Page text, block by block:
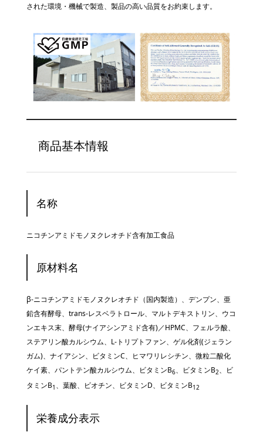
された環境・機械で製造、製品の高い品質をお約束します。
商品基本情報
名称
ニコチンアミドモノヌクレオチド含有加工食品
原材料名
β-ニコチンアミドモノヌクレオチド（国内製造）、デンプン、亜
鉛含有酵母、trans-レスベラトロール、マルトデキストリン、ウコ
ンエキス末、酵母(ナイアシンアミド含有)／HPMC、フェルラ酸、
ステアリン酸カルシウム、L-トリプトファン、ゲル化剤(ジェラン
ガム)、ナイアシン、ビタミンC、ヒマワリレシチン、微粒二酸化
ケイ素、パントテン酸カルシウム、ビタミンB6、ビタミンB2、ビ
タミンB1 、葉酸、ビオチン、ビタミンD、ビタミンB12
栄養成分表示